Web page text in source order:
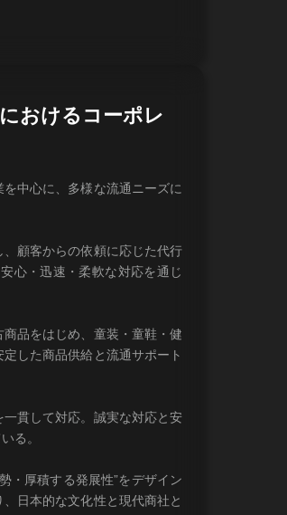
おけるコーポレ
中心に、多様な流通ニーズに
顧客からの依頼に応じた代行
心・迅速・柔軟な対応を通じ
品をはじめ、童装・童鞋・健
した商品供給と流通サポート
貫して対応。誠実な対応と安
る。
・厚積する発展性”をデザイン
日本的な文化性と現代商社と